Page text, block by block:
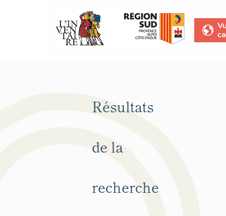
Résultats
de la
recherche